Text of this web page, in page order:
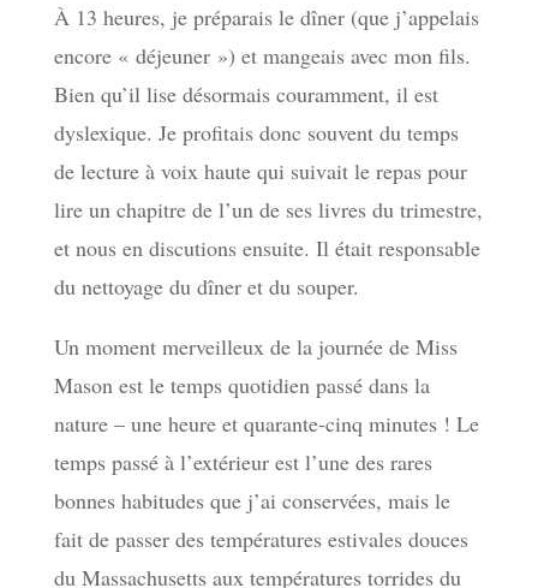
À 13 heures, je préparais le dîner (que j’appelais
encore « déjeuner ») et mangeais avec mon fils.
Bien qu’il lise désormais couramment, il est
dyslexique. Je profitais donc souvent du temps
de lecture à voix haute qui suivait le repas pour
lire un chapitre de l’un de ses livres du trimestre,
et nous en discutions ensuite. Il était responsable
du nettoyage du dîner et du souper.
Un moment merveilleux de la journée de Miss
Mason est le temps quotidien passé dans la
nature – une heure et quarante-cinq minutes ! Le
temps passé à l’extérieur est l’une des rares
bonnes habitudes que j’ai conservées, mais le
fait de passer des températures estivales douces
du Massachusetts aux températures torrides du